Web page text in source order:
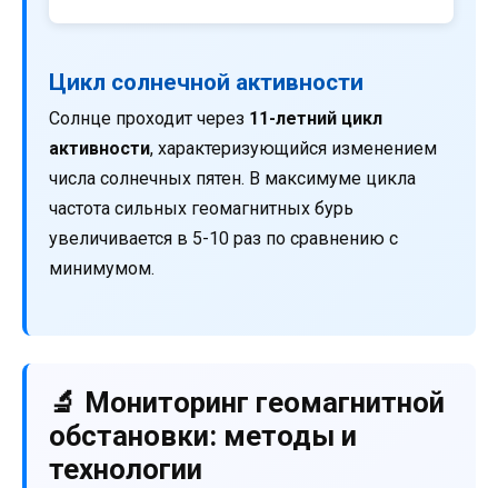
Цикл солнечной активности
Солнце проходит через 11-летний цикл
активности, характеризующийся изменением
числа солнечных пятен. В максимуме цикла
частота сильных геомагнитных бурь
увеличивается в 5-10 раз по сравнению с
минимумом.
🔬 Мониторинг геомагнитной
обстановки: методы и
технологии